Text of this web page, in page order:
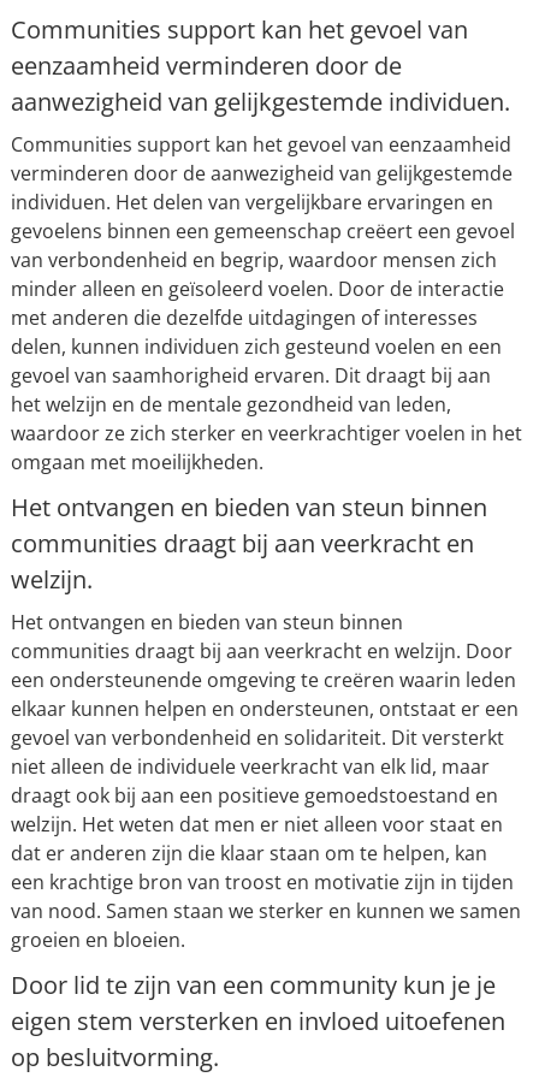
Communities support kan het gevoel van
eenzaamheid verminderen door de
aanwezigheid van gelijkgestemde individuen.
Communities support kan het gevoel van eenzaamheid
verminderen door de aanwezigheid van gelijkgestemde
individuen. Het delen van vergelijkbare ervaringen en
gevoelens binnen een gemeenschap creëert een gevoel
van verbondenheid en begrip, waardoor mensen zich
minder alleen en geïsoleerd voelen. Door de interactie
met anderen die dezelfde uitdagingen of interesses
delen, kunnen individuen zich gesteund voelen en een
gevoel van saamhorigheid ervaren. Dit draagt bij aan
het welzijn en de mentale gezondheid van leden,
waardoor ze zich sterker en veerkrachtiger voelen in het
omgaan met moeilijkheden.
Het ontvangen en bieden van steun binnen
communities draagt bij aan veerkracht en
welzijn.
Het ontvangen en bieden van steun binnen
communities draagt bij aan veerkracht en welzijn. Door
een ondersteunende omgeving te creëren waarin leden
elkaar kunnen helpen en ondersteunen, ontstaat er een
gevoel van verbondenheid en solidariteit. Dit versterkt
niet alleen de individuele veerkracht van elk lid, maar
draagt ook bij aan een positieve gemoedstoestand en
welzijn. Het weten dat men er niet alleen voor staat en
dat er anderen zijn die klaar staan om te helpen, kan
een krachtige bron van troost en motivatie zijn in tijden
van nood. Samen staan we sterker en kunnen we samen
groeien en bloeien.
Door lid te zijn van een community kun je je
eigen stem versterken en invloed uitoefenen
op besluitvorming.